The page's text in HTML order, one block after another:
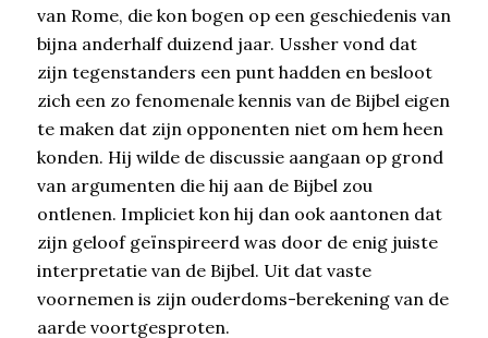
van Rome, die kon bogen op een geschiedenis van
bijna anderhalf duizend jaar. Ussher vond dat
zijn tegenstanders een punt hadden en besloot
zich een zo fenomenale kennis van de Bijbel eigen
te maken dat zijn opponenten niet om hem heen
konden. Hij wilde de discussie aangaan op grond
van argumenten die hij aan de Bijbel zou
ontlenen. Impliciet kon hij dan ook aantonen dat
zijn geloof geïnspireerd was door de enig juiste
interpretatie van de Bijbel. Uit dat vaste
voornemen is zijn ouderdoms-berekening van de
aarde voortgesproten.